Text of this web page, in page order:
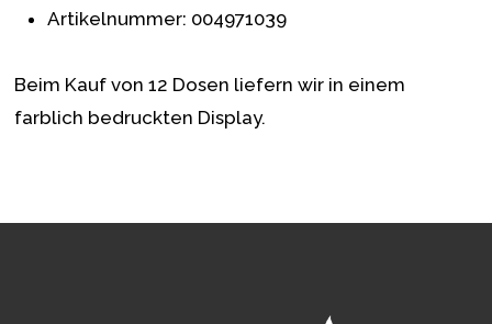
Artikelnummer: 004971039
Beim Kauf von 12 Dosen liefern wir in einem
farblich bedruckten Display.